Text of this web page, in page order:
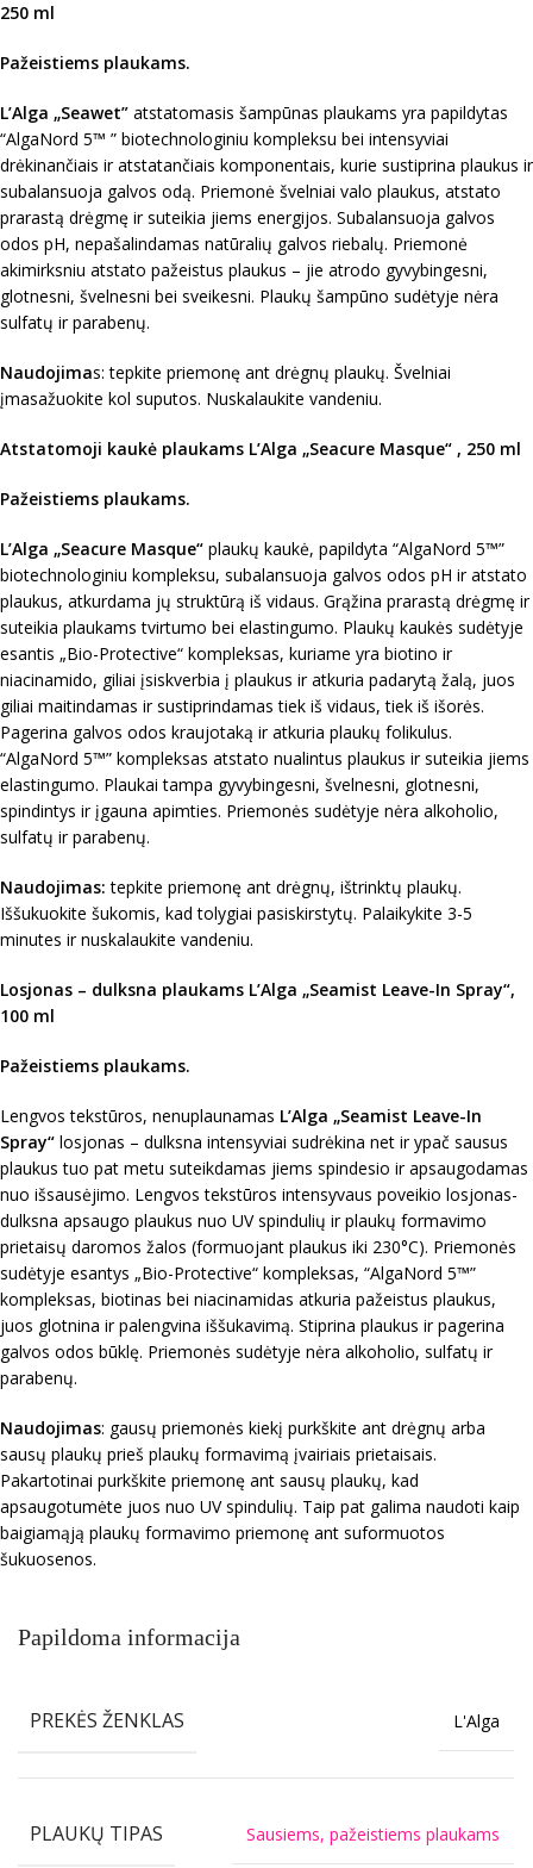
250 ml
Pažeistiems plaukams.
L’Alga „Seawet” atstatomasis šampūnas plaukams yra papildytas
“AlgaNord 5™ ” biotechnologiniu kompleksu bei intensyviai
drėkinančiais ir atstatančiais komponentais, kurie sustiprina plaukus ir
subalansuoja galvos odą. Priemonė švelniai valo plaukus, atstato
prarastą drėgmę ir suteikia jiems energijos. Subalansuoja galvos
odos pH, nepašalindamas natūralių galvos riebalų. Priemonė
akimirksniu atstato pažeistus plaukus – jie atrodo gyvybingesni,
glotnesni, švelnesni bei sveikesni. Plaukų šampūno sudėtyje nėra
sulfatų ir parabenų.
Naudojimas: tepkite priemonę ant drėgnų plaukų. Švelniai
įmasažuokite kol suputos. Nuskalaukite vandeniu.
Atstatomoji kaukė plaukams L’Alga „Seacure Masque“ , 250 ml
Pažeistiems plaukams.
L’Alga „Seacure Masque“ plaukų kaukė, papildyta “AlgaNord 5™”
biotechnologiniu kompleksu, subalansuoja galvos odos pH ir atstato
plaukus, atkurdama jų struktūrą iš vidaus. Grąžina prarastą drėgmę ir
suteikia plaukams tvirtumo bei elastingumo. Plaukų kaukės sudėtyje
esantis „Bio-Protective“ kompleksas, kuriame yra biotino ir
niacinamido, giliai įsiskverbia į plaukus ir atkuria padarytą žalą, juos
giliai maitindamas ir sustiprindamas tiek iš vidaus, tiek iš išorės.
Pagerina galvos odos kraujotaką ir atkuria plaukų folikulus.
“AlgaNord 5™” kompleksas atstato nualintus plaukus ir suteikia jiems
elastingumo. Plaukai tampa gyvybingesni, švelnesni, glotnesni,
spindintys ir įgauna apimties. Priemonės sudėtyje nėra alkoholio,
sulfatų ir parabenų.
Naudojimas:tepkite priemonę ant drėgnų, ištrinktų plaukų.
Iššukuokite šukomis, kad tolygiai pasiskirstytų. Palaikykite 3-5
minutes ir nuskalaukite vandeniu.
Losjonas – dulksna plaukams L’Alga „Seamist Leave-In Spray“,
100 ml
Pažeistiems plaukams.
Lengvos tekstūros, nenuplaunamas L’Alga „Seamist Leave-In
Spray“ losjonas – dulksna intensyviai sudrėkina net ir ypač sausus
plaukus tuo pat metu suteikdamas jiems spindesio ir apsaugodamas
nuo išsausėjimo. Lengvos tekstūros intensyvaus poveikio losjonas-
dulksna apsaugo plaukus nuo UV spindulių ir plaukų formavimo
prietaisų daromos žalos (formuojant plaukus iki 230°C). Priemonės
sudėtyje esantys „Bio-Protective“ kompleksas, “AlgaNord 5™”
kompleksas, biotinas bei niacinamidas atkuria pažeistus plaukus,
juos glotnina ir palengvina iššukavimą. Stiprina plaukus ir pagerina
galvos odos būklę. Priemonės sudėtyje nėra alkoholio, sulfatų ir
parabenų.
Naudojimas: gausų priemonės kiekį purkškite ant drėgnų arba
sausų plaukų prieš plaukų formavimą įvairiais prietaisais.
Pakartotinai purkškite priemonę ant sausų plaukų, kad
apsaugotumėte juos nuo UV spindulių. Taip pat galima naudoti kaip
baigiamąją plaukų formavimo priemonę ant suformuotos
šukuosenos.
Papildoma informacija
PREKĖS ŽENKLAS L'Alga
PLAUKŲ TIPAS Sausiems, pažeistiems plaukams